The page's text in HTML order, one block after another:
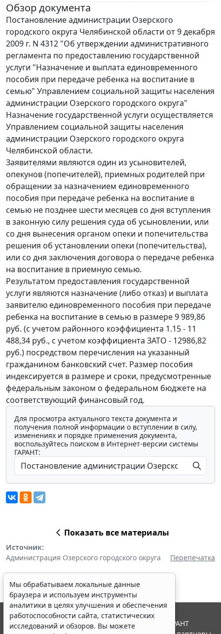
Обзор документа
Постановление администрации Озерского
городского округа Челябинской области от 9 декабря
2009 г. N 4312 "Об утверждении административного
регламента по предоставлению государственной
услуги "Назначение и выплата единовременного
пособия при передаче ребенка на воспитание в
семью" Управлением социальной защиты населения
администрации Озерского городского округа"
Назначение государственной услуги осуществляется
Управлением социальной защиты населения
администрации Озерского городского округа
Челябинской области.
Заявителями являются один из усыновителей,
опекунов (попечителей), приемных родителей при
обращении за назначением единовременного
пособия при передаче ребенка на воспитание в
семью не позднее шести месяцев со дня вступления
в законную силу решения суда об усыновлении, или
со дня вынесения органом опеки и попечительства
решения об установлении опеки (попечительства),
или со дня заключения договора о передаче ребенка
на воспитание в приемную семью.
Результатом предоставления государственной
услуги являются назначение (либо отказ) и выплата
заявителю единовременного пособия при передаче
ребенка на воспитание в семью в размере 9 989,86
руб. (с учетом районного коэффициента 1.15 - 11
488,34 руб., с учетом коэффициента ЗАТО - 12986,82
руб.) посредством перечисления на указанный
гражданином банковский счет. Размер пособия
индексируется в размере и сроки, предусмотренные
федеральным законом о федеральном бюджете на
соответствующий финансовый год.
Для просмотра актуального текста документа и
получения полной информации о вступлении в силу,
изменениях и порядке применения документа,
воспользуйтесь поиском в Интернет-версии системы
ГАРАНТ:
Показать все материалы
Источник:
Администрация Озерского городского округа
Перепечатка
Мы обрабатываем локальные данные
браузера и используем инструменты
аналитики в целях улучшения и обеспечения
работоспособности сайта, статистических
исследований и обзоров. Вы можете
© ООО "НПП "ГАРАНТ-СЕРВИС", 2026. Система ГАРАНТ